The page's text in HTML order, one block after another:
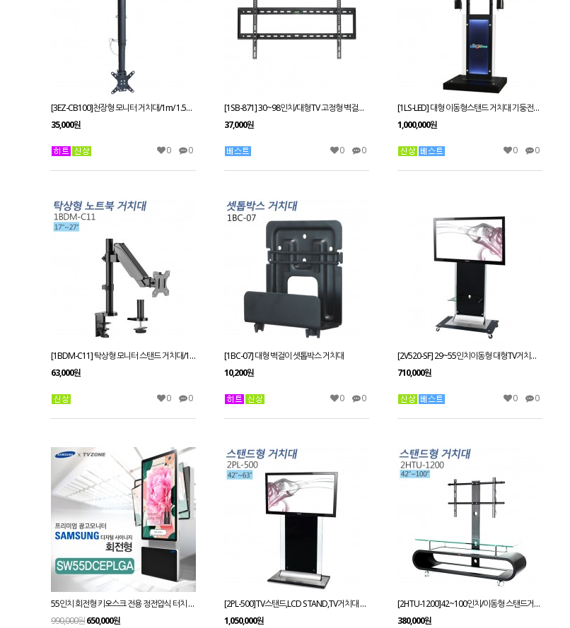
[3EZ-CB100]천장형 모니터 거치대/1m/ 1.5m/ 2m
35,000원
0 0
[1SB-871] 30~98인치/대형TV 고정형 벽걸이거치대
37,000원
0 0
[1LS-LED] 대형 이동형스탠드 거치대 기둥전면 LED
1,000,000원
0 0
[1BDM-C11] 탁상형 모니터 스탠드 거치대/17~27인치
63,000원
0 0
[1BC-07] 대형 벽걸이 셋톱박스 거치대
10,200원
0 0
[2V520-SF] 29~55인치이동형 대형TV거치대 견고하고 어느곳이나 사용하기 편리한 구조 29~55인치
710,000원
0 0
55인치 회전형 키오스크 전용 정전압식 터치 키트
990,000원650,000원
[2PL-500]TV스탠드,LCD STAND,TV거치대 PDP스탠드,티비다이 42~63인치 적용
1,050,000원
[2HTU-1200]42~100인치/이동형 스탠드거치대/스탠드형TV 호환가능(42~52인치전용)
380,000원